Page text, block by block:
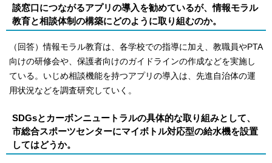
談窓口につながるアプリの導入を勧めているが、情報モラル
教育と相談体制の構築にどのように取り組むのか。
（回答）情報モラル教育は、各学校での指導に加え、教職員やPTA
向けの研修会や、保護者向けのガイドラインの作成などを実施し
ている。いじめ相談機能を持つアプリの導入は、先進自治体の運
用状況などを調査研究していく。
SDGsとカーボンニュートラルの具体的な取り組みとして、
市総合スポーツセンターにマイボトル対応型の給水機を設置
してはどうか。